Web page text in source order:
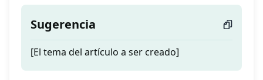
Sugerencia
[El tema del artículo a ser creado]